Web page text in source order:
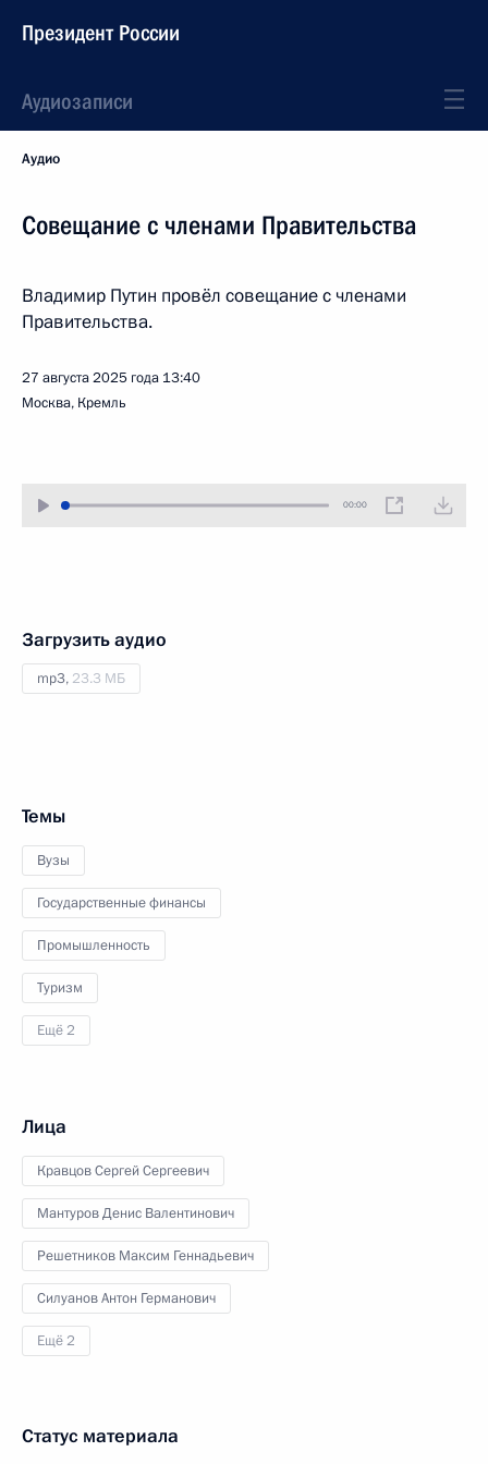
Президент России
Аудиозаписи
Аудио
Совещание с членами Правительства
Владимир Путин провёл совещание с членами
Правительства.
27 августа 2025 года 13:40
Москва, Кремль
00:00
Загрузить аудио
mp3, 23.3 МБ
Темы
Вузы
Государственные финансы
Промышленность
Туризм
Ещё 2
Лица
Кравцов Сергей Сергеевич
Мантуров Денис Валентинович
Решетников Максим Геннадьевич
Силуанов Антон Германович
Ещё 2
Статус материала